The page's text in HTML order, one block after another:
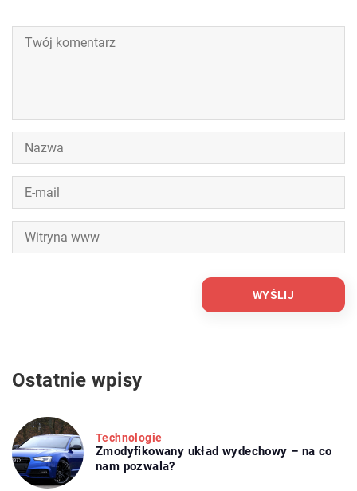
Ostatnie wpisy
Technologie
Zmodyfikowany układ wydechowy – na co
nam pozwala?